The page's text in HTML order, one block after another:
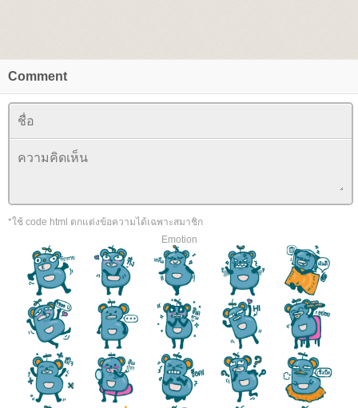
Comment
*ใช้ code html ตกแต่งข้อความได้เฉพาะสมาชิก
Emotion